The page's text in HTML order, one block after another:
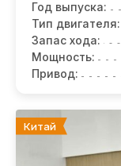
Год выпуска:
Тип двигателя:
Запас хода:
Мощность:
Привод:
Китай